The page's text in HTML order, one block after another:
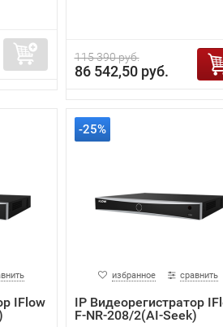
115 390 руб.
86 542,50 руб.
IFlow
-25%
избранное сравнить
IP Видеорегистратор
F-NR-208/2(AI-Seek)